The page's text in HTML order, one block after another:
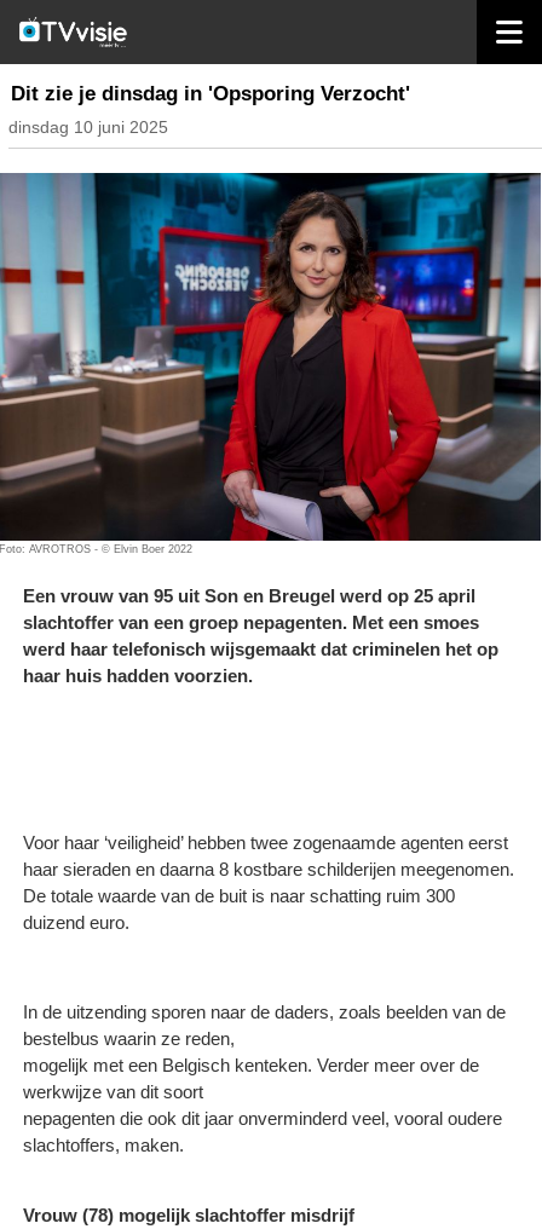
inhoud nederland
Dit zie je dinsdag in 'Opsporing Verzocht'
dinsdag 10 juni 2025
Foto: AVROTROS - © Elvin Boer 2022
Een vrouw van 95 uit Son en Breugel werd op 25 april
slachtoffer van een groep nepagenten. Met een smoes
werd haar telefonisch wijsgemaakt dat criminelen het op
haar huis hadden voorzien.
Voor haar ‘veiligheid’ hebben twee zogenaamde agenten eerst
haar sieraden en daarna 8 kostbare schilderijen meegenomen.
De totale waarde van de buit is naar schatting ruim 300
duizend euro.
In de uitzending sporen naar de daders, zoals beelden van de
bestelbus waarin ze reden,
mogelijk met een Belgisch kenteken. Verder meer over de
werkwijze van dit soort
nepagenten die ook dit jaar onverminderd veel, vooral oudere
slachtoffers, maken.
Vrouw (78) mogelijk slachtoffer misdrijf